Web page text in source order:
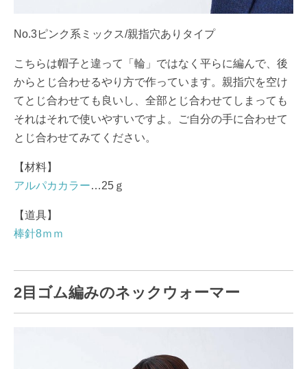
No.3ピンク系ミックス/親指穴ありタイプ
こちらは帽子と違って「輪」ではなく平らに編んで、後
からとじ合わせるやり方で作っています。親指穴を空け
てとじ合わせても良いし、全部とじ合わせてしまっても
それはそれで使いやすいですよ。ご自分の手に合わせて
とじ合わせてみてください。
【材料】
アルパカカラー…25ｇ
【道具】
棒針8ｍｍ
2目ゴム編みのネックウォーマー